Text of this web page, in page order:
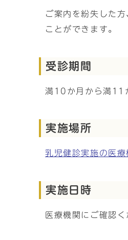
ご案内を紛失した
ことができます。
受診期間
満10か月から満11
実施場所
乳児健診実施の医療
実施日時
医療機関にご確認く